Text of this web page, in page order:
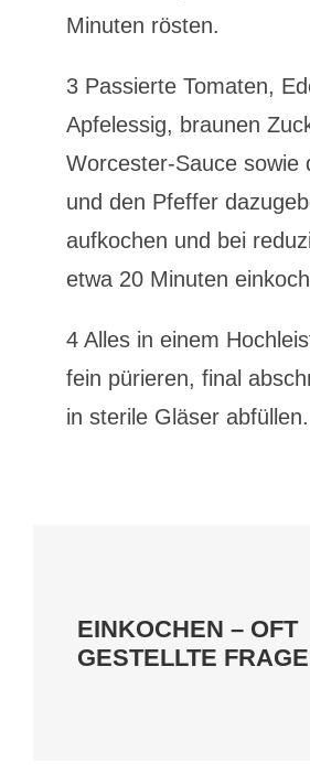
Minuten rösten.
3 Passierte Tomaten,
Apfelessig, braunen
Worcester-Sauce sowie
und den Pfeffer
aufkochen und bei
etwa 20 Minuten
4 Alles in einem
fein pürieren, final
in sterile Gläser abfüllen.
EINKOCHEN – OFT
GESTELLTE